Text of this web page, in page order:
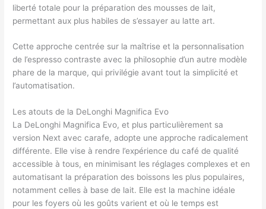
liberté totale pour la préparation des mousses de lait,
permettant aux plus habiles de s’essayer au latte art.
Cette approche centrée sur la maîtrise et la personnalisation
de l’espresso contraste avec la philosophie d’un autre modèle
phare de la marque, qui privilégie avant tout la simplicité et
l’automatisation.
Les atouts de la DeLonghi Magnifica Evo
La DeLonghi Magnifica Evo, et plus particulièrement sa
version Next avec carafe, adopte une approche radicalement
différente. Elle vise à rendre l’expérience du café de qualité
accessible à tous, en minimisant les réglages complexes et en
automatisant la préparation des boissons les plus populaires,
notamment celles à base de lait. Elle est la machine idéale
pour les foyers où les goûts varient et où le temps est